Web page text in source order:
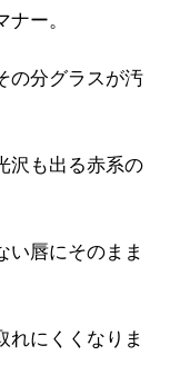
ー。
の分グラスが汚
沢も出る赤系の
い唇にそのまま
れにくくなりま